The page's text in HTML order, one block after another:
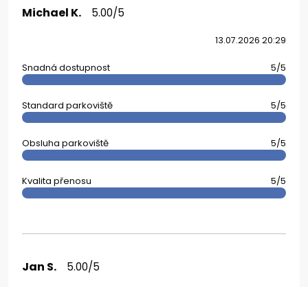
Michael K. 5.00/5
13.07.2026 20:29
Snadná dostupnost 5/5
Standard parkoviště 5/5
Obsluha parkoviště 5/5
Kvalita přenosu 5/5
Jan S. 5.00/5